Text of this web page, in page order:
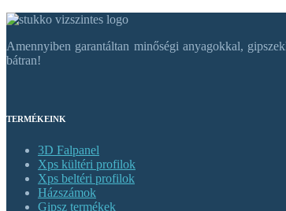
Amennyiben garantáltan minőségi anyagokkal,
bátran!
TERMÉKEINK
3D Falpanel
Xps kültéri profilok
Xps beltéri profilok
Házszámok
Gipsz termékek